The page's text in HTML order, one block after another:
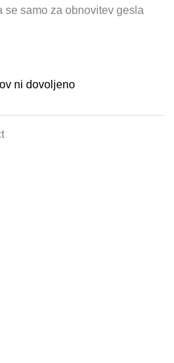
se samo za obnovitev gesla
ni dovoljeno